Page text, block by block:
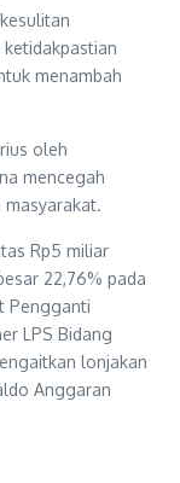
menambah
oleh
mencegah
Rp5 miliar
22,76% pada
Pengganti
LPS Bidang
lonjakan
Anggaran